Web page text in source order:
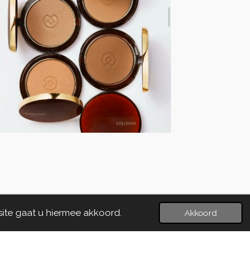
gaat u hiermee akkoord. Akkoord